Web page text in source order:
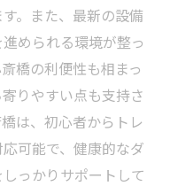
。また、最新の設備
められる環境が整っ
橋の利便性も相まっ
りやすい点も支持さ
は、初心者からトレ
可能で、健康的なダ
っかりサポートして